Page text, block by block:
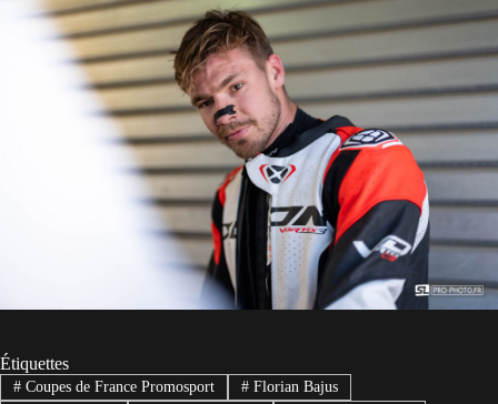
Étiquettes
#Coupes de France Promosport #Florian Bajus